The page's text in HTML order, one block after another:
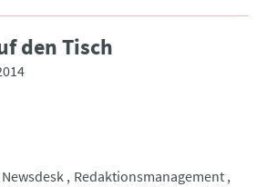
den Tisch
Newsdesk Redaktionsmanagement